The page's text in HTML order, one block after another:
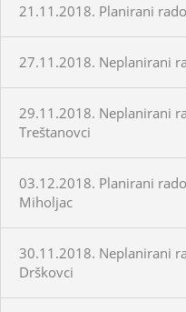
21.11.2018. Planirani
27.11.2018. Neplanirani
29.11.2018. Neplanirani
Treštanovci
03.12.2018. Planirani
Miholjac
30.11.2018. Neplanirani
Drškovci